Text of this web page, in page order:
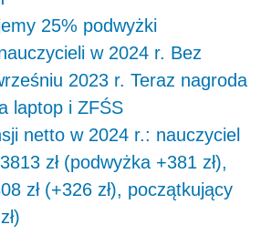
25% podwyżki
w 2024 r. Bez
2023 r. Teraz nagroda
laptop i ZFŚS
netto w 2024 r.: nauczyciel
zł (podwyżka +381 zł),
zł (+326 zł), początkujący